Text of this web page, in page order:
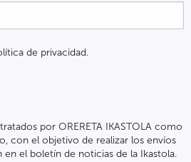
de privacidad.
por ORERETA IKASTOLA como
con el objetivo de realizar los envíos
el boletín de noticias de la Ikastola.